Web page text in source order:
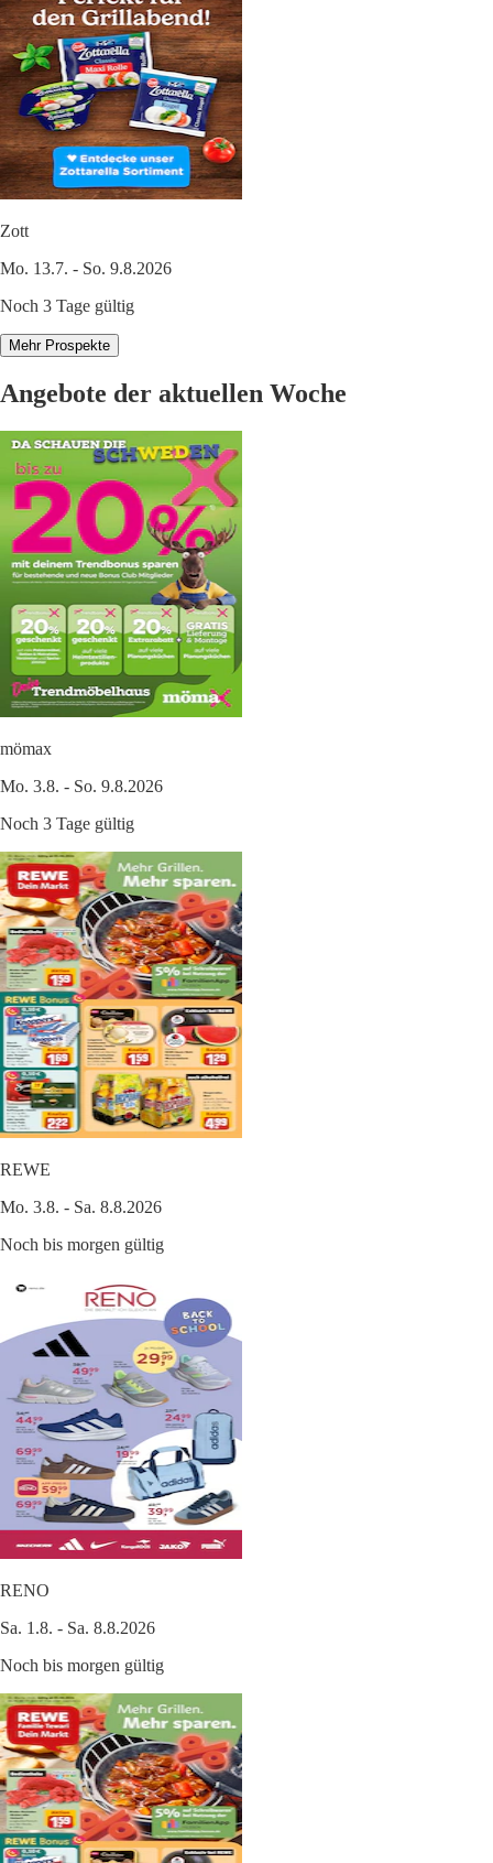
Zott
Mo. 13.7. - So. 9.8.2026
Noch 3 Tage gültig
Mehr Prospekte
Angebote der aktuellen Woche
mömax
Mo. 3.8. - So. 9.8.2026
Noch 3 Tage gültig
REWE
Mo. 3.8. - Sa. 8.8.2026
Noch bis morgen gültig
RENO
Sa. 1.8. - Sa. 8.8.2026
Noch bis morgen gültig